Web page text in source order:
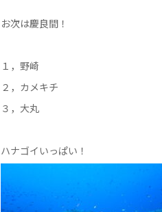
お次は慶良間！
１，野崎
２，カメキチ
３，大丸
ハナゴイいっぱい！